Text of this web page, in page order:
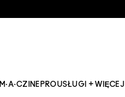
M·A·CZINE​ PROUSŁUGI + WIĘCEJ